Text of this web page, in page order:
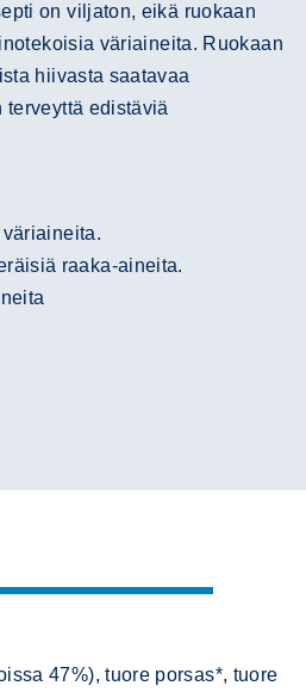
on viljaton, eikä ruokaan
väriaineita. Ruokaan
hiivasta saatavaa
terveyttä edistäviä
raaka-aineita.
47%), tuore porsas*, tuore